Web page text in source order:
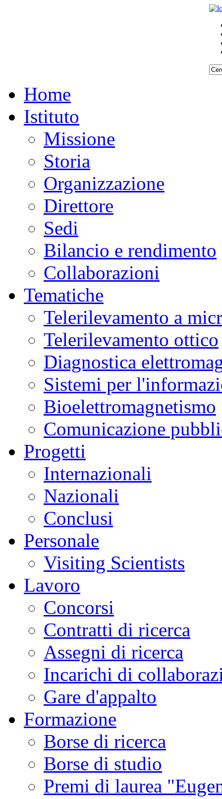
Home
Istituto
Missione
Storia
Organizzazione
Direttore
Sedi
Bilancio e rendimento
Collaborazioni
Tematiche
Telerilevamento a
Telerilevamento ottico
Diagnostica
Sistemi per
Bioelettromagnetismo
Comunicazione
Progetti
Internazionali
Nazionali
Conclusi
Personale
Visiting Scientists
Lavoro
Concorsi
Contratti di ricerca
Assegni di ricerca
Incarichi di
Gare d'appalto
Formazione
Borse di ricerca
Borse di studio
Premi di laurea